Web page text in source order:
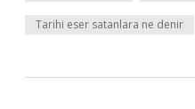
Tarihi eser satanlara ne denir